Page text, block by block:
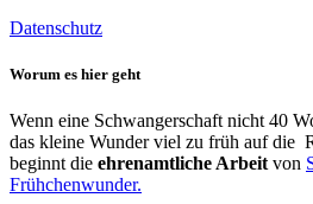
Datenschutz
Worum es hier geht
Wenn eine Schwangerschaft nicht 40
das kleine Wunder viel zu früh auf die
beginnt die ehrenamtliche Arbeit von
Frühchenwunder.